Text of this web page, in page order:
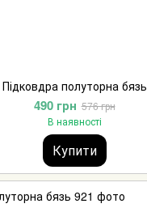
Підковдра полуторна бязь
490 грн 576 грн
В наявності
Купити